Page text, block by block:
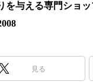
を与える専門ショ
見る